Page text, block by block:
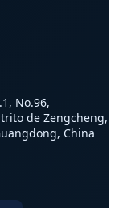
No.96,
de Zengcheng,
China